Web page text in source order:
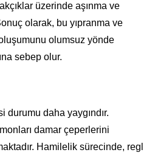
üzerinde aşınma ve
olarak, bu yıpranma ve
olumsuz yönde
sebep olur.
durumu daha yaygındır.
damar çeperlerini
Hamilelik sürecinde, regl